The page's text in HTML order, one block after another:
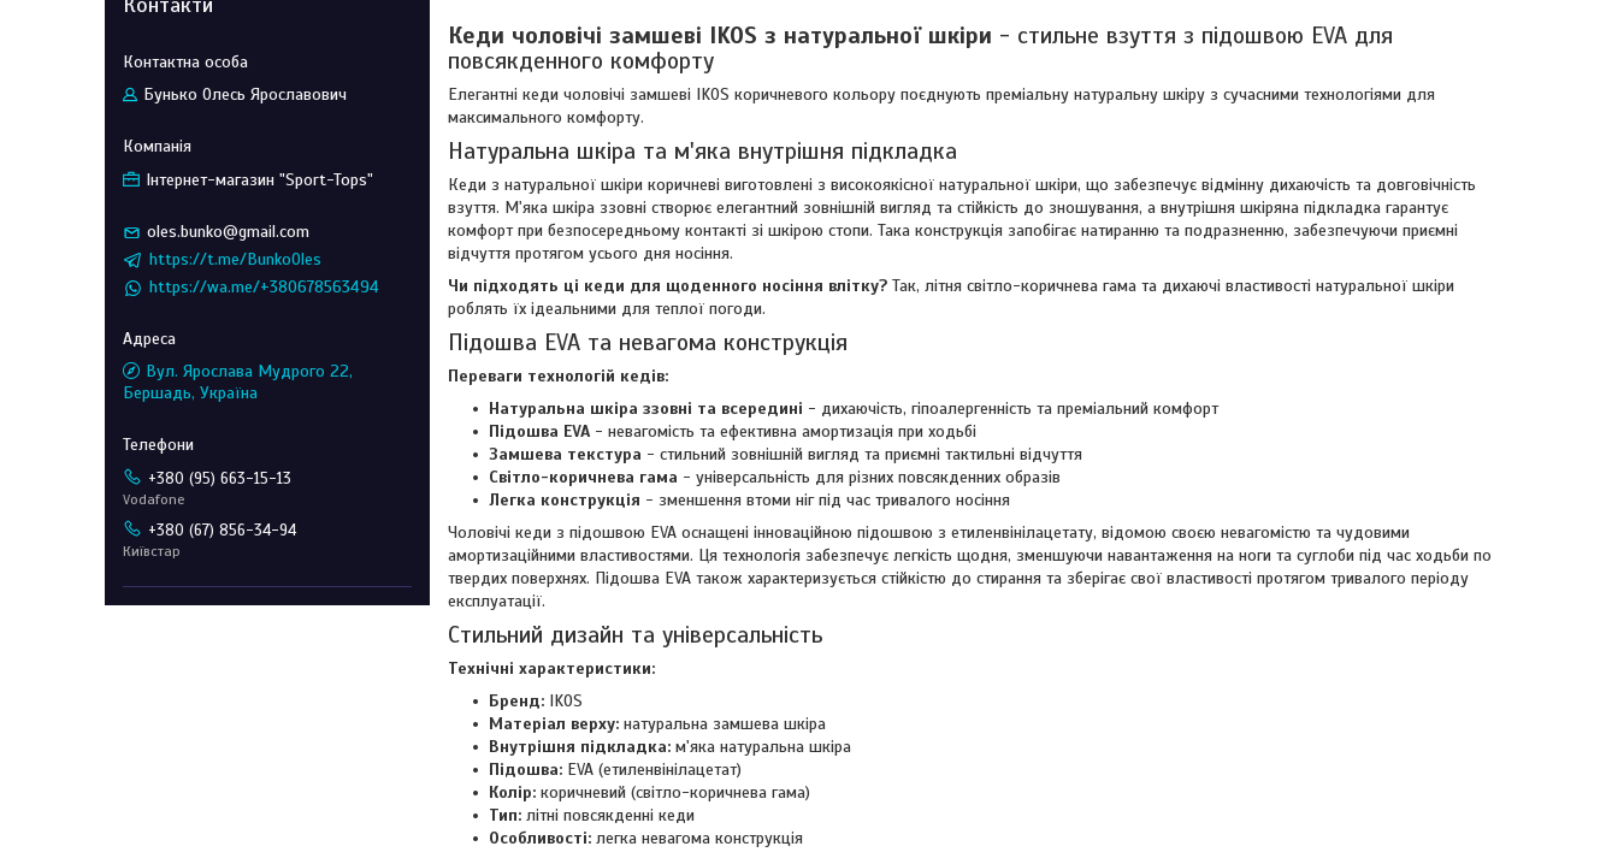
Кеди чоловічі замшеві IKOS з натуральної шкіри - стильне взуття з підошвою EVA для
повсякденного комфорту
Елегантні кеди чоловічі замшеві IKOS коричневого кольору поєднують преміальну натуральну шкіру з сучасними технологіями для
максимального комфорту.
Натуральна шкіра та м'яка внутрішня підкладка
Кеди з натуральної шкіри коричневі виготовлені з високоякісної натуральної шкіри, що забезпечує відмінну дихаючість та довговічність
взуття. М'яка шкіра ззовні створює елегантний зовнішній вигляд та стійкість до зношування, а внутрішня шкіряна підкладка гарантує
комфорт при безпосередньому контакті зі шкірою стопи. Така конструкція запобігає натиранню та подразненню, забезпечуючи приємні
відчуття протягом усього дня носіння.
Чи підходять ці кеди для щоденного носіння влітку? Так, літня світло-коричнева гама та дихаючі властивості натуральної шкіри
роблять їх ідеальними для теплої погоди.
Підошва EVA та невагома конструкція
Переваги технологій кедів:
Натуральна шкіра ззовні та всередині - дихаючість, гіпоалергенність та преміальний комфорт
Підошва EVA - невагомість та ефективна амортизація при ходьбі
Замшева текстура - стильний зовнішній вигляд та приємні тактильні відчуття
Світло-коричнева гама - універсальність для різних повсякденних образів
Легка конструкція - зменшення втоми ніг під час тривалого носіння
Чоловічі кеди з підошвою EVA оснащені інноваційною підошвою з етиленвінілацетату, відомою своєю невагомістю та чудовими
амортизаційними властивостями. Ця технологія забезпечує легкість щодня, зменшуючи навантаження на ноги та суглоби під час ходьби по
твердих поверхнях. Підошва EVA також характеризується стійкістю до стирання та зберігає свої властивості протягом тривалого періоду
експлуатації.
Стильний дизайн та універсальність
Технічні характеристики:
Бренд: IKOS
Матеріал верху: натуральна замшева шкіра
Внутрішня підкладка: м'яка натуральна шкіра
Підошва: EVA (етиленвінілацетат)
Колір: коричневий (світло-коричнева гама)
Тип: літні повсякденні кеди
Особливості: легка невагома конструкція
Бунько Олесь Ярославович
Інтернет-магазин "Sport-Tops"
oles.bunko@gmail.com
https://t.me/BunkoOles
https://wa.me/+380678563494
Вул. Ярослава Мудрого 22,
Бершадь, Україна
+380 (95) 663-15-13
Vodafone
+380 (67) 856-34-94
Київстар